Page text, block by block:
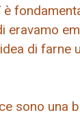
è
eravamo
di farne
sono una